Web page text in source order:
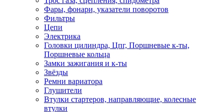
Фары, фонари, указатели поворотов
Фильтры
Цепи
Электрика
Головки цилиндра, Цпг, Поршневые к-ты,
Поршневые кольца
Замки зажигания и к-ты
Звёзды
Ремни вариатора
Глушители
Втулки стартеров, направляющие, колесные
втулки